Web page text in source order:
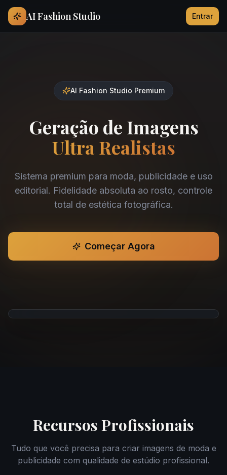
AI Fashion Studio Entrar
AI Fashion Studio Premium
Geração de Imagens
Ultra Realistas
Sistema premium para moda, publicidade e uso
editorial. Fidelidade absoluta ao rosto, controle
total de estética fotográfica.
Começar Agora
Recursos Profissionais
Tudo que você precisa para criar imagens de moda e
publicidade com qualidade de estúdio profissional.